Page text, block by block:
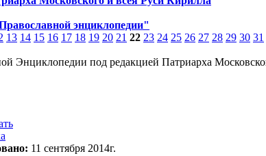
энциклопедии"
13 14 15 16 17 18 19 20 21 22 23 24 25 26 27 28 29 30 31
Энциклопедии под редакцией Патриарха
11 сентября 2014г.